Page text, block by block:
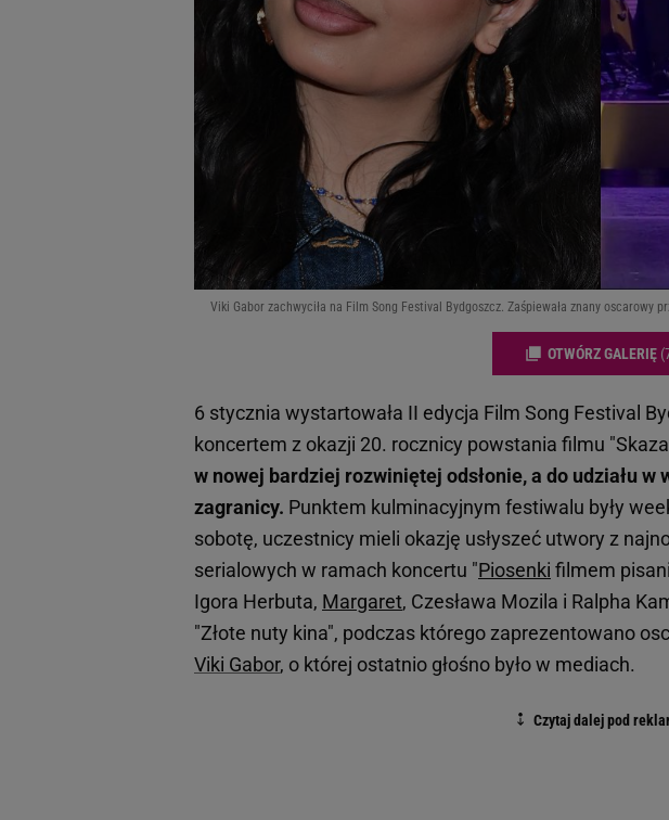
Viki Gabor zachwyciła na Film Song Festival Bydgoszcz. Zaśpiewała znany oscarowy
OTWÓRZ GALERIĘ
6 stycznia wystartowała II edycja Film Song Festival
koncertem z okazji 20. rocznicy powstania filmu
w nowej bardziej rozwiniętej odsłonie, a do udziału
zagranicy. Punktem kulminacyjnym festiwalu były
sobotę, uczestnicy mieli okazję usłyszeć utwory z
serialowych w ramach koncertu "Piosenki filmem
Igora Herbuta, Margaret, Czesława Mozila i Ralpha
"Złote nuty kina", podczas którego zaprezentowano
Viki Gabor, o której ostatnio głośno było w mediach.